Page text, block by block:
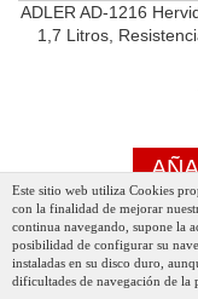
ADLER AD-1216
1,7 Litros,
Este sitio web utiliza Cookies
con la finalidad de mejorar
continua navegando, supone la
posibilidad de configurar su
instaladas en su disco duro,
dificultades de navegación de la